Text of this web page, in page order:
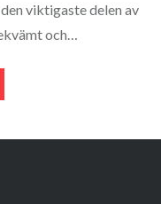
viktigaste delen av
och…